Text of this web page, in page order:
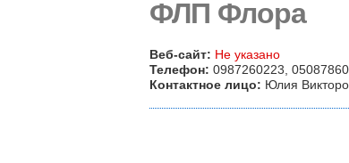
ФЛП Флора
Веб-сайт: Не указано
Телефон: 0987260223,
Контактное лицо: Юлия